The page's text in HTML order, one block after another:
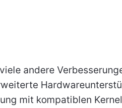
andere
mit kompatiblen